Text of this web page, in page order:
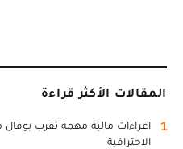
المقالات الأكثر قراءة
1
اغراءات مالية مهمة تقرب
الاحترافية